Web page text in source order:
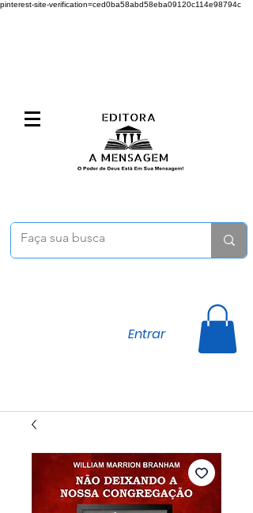
pinterest-site-verification=ced0ba58abd58eba09120c114e98794c
Entrar